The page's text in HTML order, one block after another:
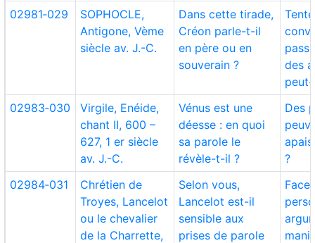
02981‑029
SOPHOCLE,
Antigone, Vème
siècle av. J.-C.
Dans cette tirade,
Créon parle-t-il
en père ou en
souverain ?
des
02983‑030
Virgile, Enéide,
chant II, 600 –
627, 1 er siècle
av. J.-C.
Vénus est une
déesse : en quoi
sa parole le
révèle-t-il ?
Des
?
02984‑031
Chrétien de
Troyes, Lancelot
ou le chevalier
de la Charrette,
Selon vous,
Lancelot est-il
sensible aux
prises de parole
Face